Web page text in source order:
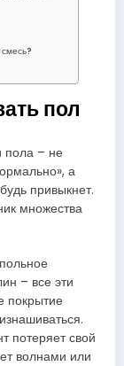
пол
пола – не
а
привыкнет.
множества
– все эти
покрытие
потеряет свой
волнами или